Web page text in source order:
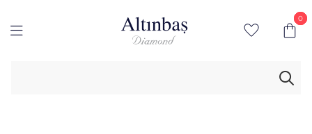
0
0